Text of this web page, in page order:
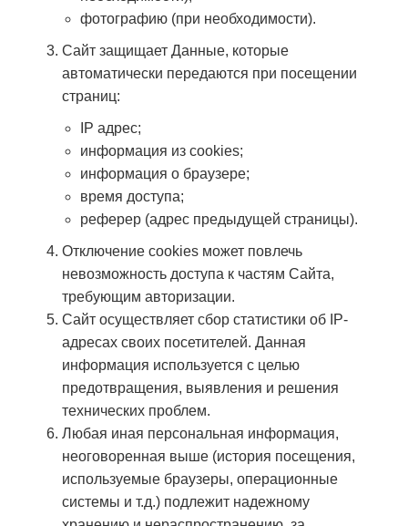
фотографию (при необходимости).
Сайт защищает Данные, которые
автоматически передаются при посещении
страниц:
IP адрес;
информация из cookies;
информация о браузере;
время доступа;
реферер (адрес предыдущей страницы).
Отключение cookies может повлечь
невозможность доступа к частям Сайта,
требующим авторизации.
Сайт осуществляет сбор статистики об IP-
адресах своих посетителей. Данная
информация используется с целью
предотвращения, выявления и решения
технических проблем.
Любая иная персональная информация,
неоговоренная выше (история посещения,
используемые браузеры, операционные
системы и т.д.) подлежит надежному